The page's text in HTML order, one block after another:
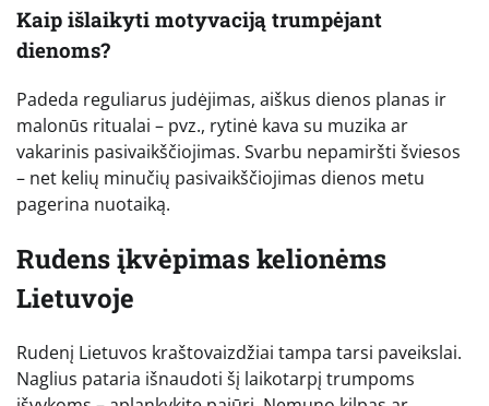
Kaip išlaikyti motyvaciją trumpėjant
dienoms?
Padeda reguliarus judėjimas, aiškus dienos planas ir
malonūs ritualai – pvz., rytinė kava su muzika ar
vakarinis pasivaikščiojimas. Svarbu nepamiršti šviesos
– net kelių minučių pasivaikščiojimas dienos metu
pagerina nuotaiką.
Rudens įkvėpimas kelionėms
Lietuvoje
Rudenį Lietuvos kraštovaizdžiai tampa tarsi paveikslai.
Naglius pataria išnaudoti šį laikotarpį trumpoms